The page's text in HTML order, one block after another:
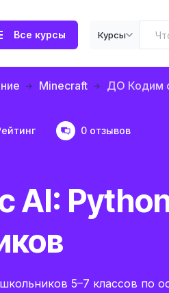
Все курсы Курсы
Minecraft ДО Кодим
0 отзывов
AI:
5–7 классов по